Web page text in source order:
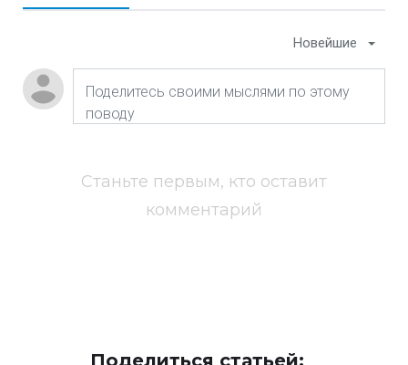
Новейшие
Станьте первым, кто оставит
комментарий
Поделиться статьей: